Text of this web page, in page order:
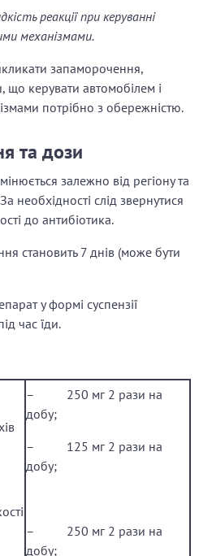
реакції при керуванні
механізмами.
запаморочення,
що керувати автомобілем і
потрібно з обережністю.
та дози
залежно від регіону та
необхідності слід звернутися
до антибіотика.
становить 7 днів (може бути
у формі суспензії
час їди.
– 250 мг 2 рази на
добу;
– 125 мг 2 рази на
добу;
– 250 мг 2 рази на
добу;